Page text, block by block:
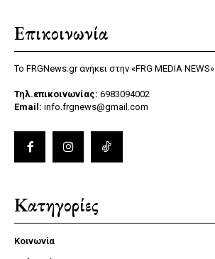
Επικοινωνία
Το FRGNews.gr ανήκει στην «FRG MEDIA NEWS»
Τηλ.επικοινωνίας: 6983094002
Email: info.frgnews@gmail.com
Κατηγορίες
Κοινωνία